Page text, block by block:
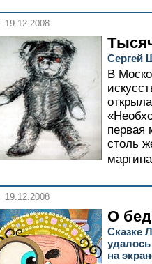
19.12.2008
Сергей
В
первая
столь
19.12.2008
О
Сказке
на